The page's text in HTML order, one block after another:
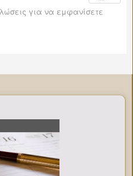
για να εμφανίσετε